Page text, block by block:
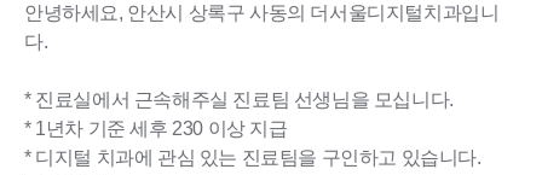
안녕하세요, 안산시 상록구 사동의 더서울디지털치과입니
다.
* 진료실에서 근속해주실 진료팀 선생님을 모십니다.
* 1년차 기준 세후 230 이상 지급